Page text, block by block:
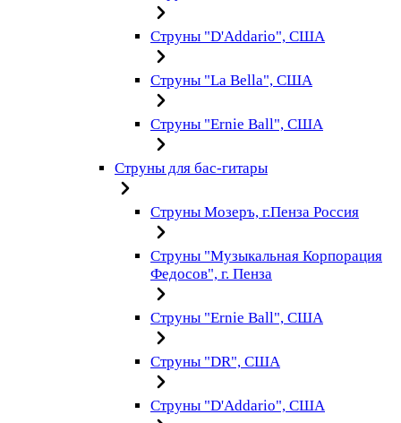
Струны "D'Addario", США
Струны "La Bella", США
Струны "Ernie Ball", США
Струны для бас-гитары
Струны Мозеръ, г.Пенза Россия
Струны "Музыкальная Корпорация
Федосов", г. Пенза
Струны "Ernie Ball", США
Струны "DR", США
Струны "D'Addario", США